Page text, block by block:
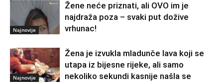
Najnovije
Žene neće priznati, ali OVO im je
najdraža poza – svaki put dožive
vrhunac!
Najnovije
Žena je izvukla mladunče lava koji se
utapa iz bijesne rijeke, ali samo
nekoliko sekundi kasnije našla se